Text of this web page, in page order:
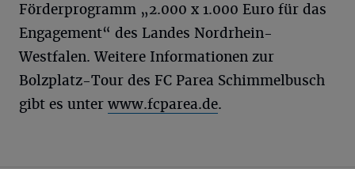
Förderprogramm „2.000 x 1.000 Euro für das
Engagement“ des Landes Nordrhein-
Westfalen. Weitere Informationen zur
Bolzplatz-Tour des FC Parea Schimmelbusch
gibt es unter www.fcparea.de.